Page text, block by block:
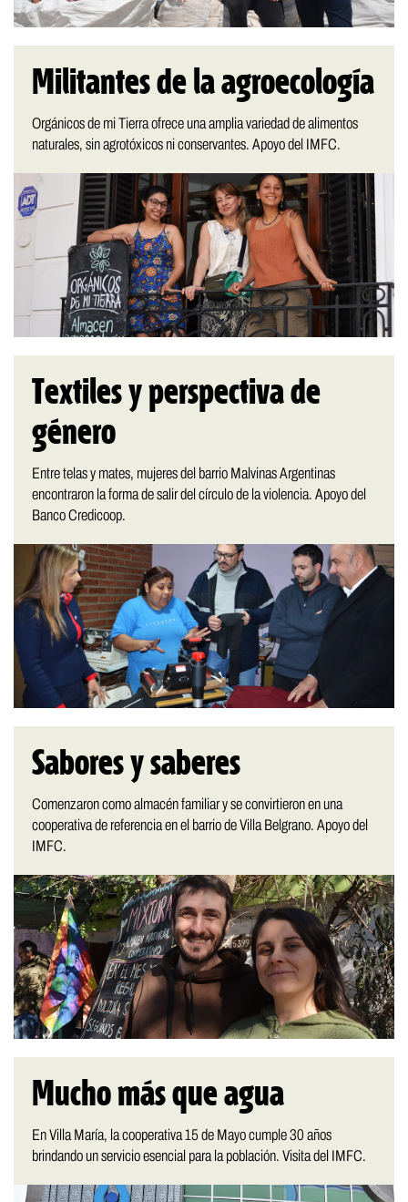
Militantes de la agroecología
Orgánicos de mi Tierra ofrece una amplia variedad de alimentos
naturales, sin agrotóxicos ni conservantes. Apoyo del IMFC.
Textiles y perspectiva de
género
Entre telas y mates, mujeres del barrio Malvinas Argentinas
encontraron la forma de salir del círculo de la violencia. Apoyo del
Banco Credicoop.
Sabores y saberes
Comenzaron como almacén familiar y se convirtieron en una
cooperativa de referencia en el barrio de Villa Belgrano. Apoyo del
IMFC.
Mucho más que agua
En Villa María, la cooperativa 15 de Mayo cumple 30 años
brindando un servicio esencial para la población. Visita del IMFC.